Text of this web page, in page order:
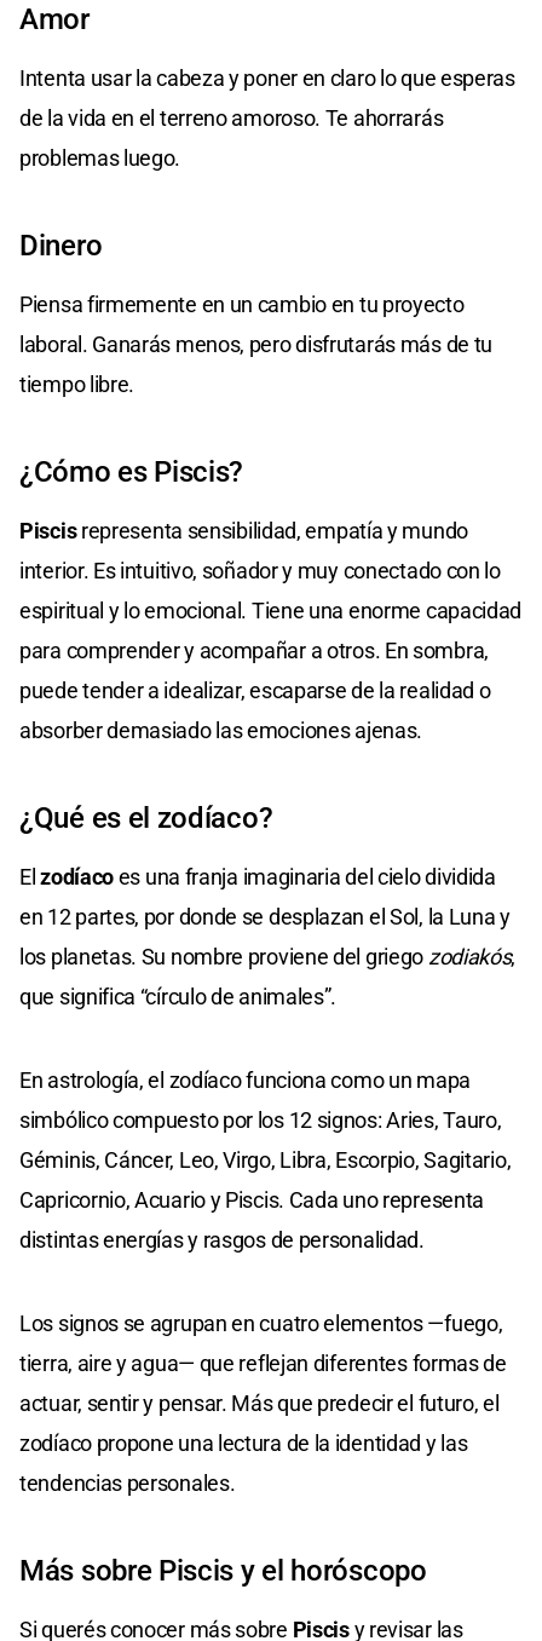
Amor
Intenta usar la cabeza y poner en claro lo que esperas
de la vida en el terreno amoroso. Te ahorrarás
problemas luego.
Dinero
Piensa firmemente en un cambio en tu proyecto
laboral. Ganarás menos, pero disfrutarás más de tu
tiempo libre.
¿Cómo es Piscis?
Piscisrepresenta sensibilidad, empatía y mundo
interior. Es intuitivo, soñador y muy conectado con lo
espiritual y lo emocional. Tiene una enorme capacidad
para comprender y acompañar a otros. En sombra,
puede tender a idealizar, escaparse de la realidad o
absorber demasiado las emociones ajenas.
¿Qué es el zodíaco?
Elzodíacoes una franja imaginaria del cielo dividida
en 12 partes, por donde se desplazan el Sol, la Luna y
los planetas. Su nombre proviene del griego zodiakós,
que significa “círculo de animales”.
En astrología, el zodíaco funciona como un mapa
simbólico compuesto por los 12 signos: Aries, Tauro,
Géminis, Cáncer, Leo, Virgo, Libra, Escorpio, Sagitario,
Capricornio, Acuario y Piscis. Cada uno representa
distintas energías y rasgos de personalidad.
Los signos se agrupan en cuatro elementos —fuego,
tierra, aire y agua— que reflejan diferentes formas de
actuar, sentir y pensar. Más que predecir el futuro, el
zodíaco propone una lectura de la identidad y las
tendencias personales.
Más sobre Piscis y el horóscopo
Si querés conocer más sobre Piscisy revisar las